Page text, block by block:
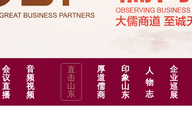
会
议
直
播
音
频
视
频
直
击
山
东
厚
道
儒
商
印
象
山
东
人
物
志
企
业
巡
展